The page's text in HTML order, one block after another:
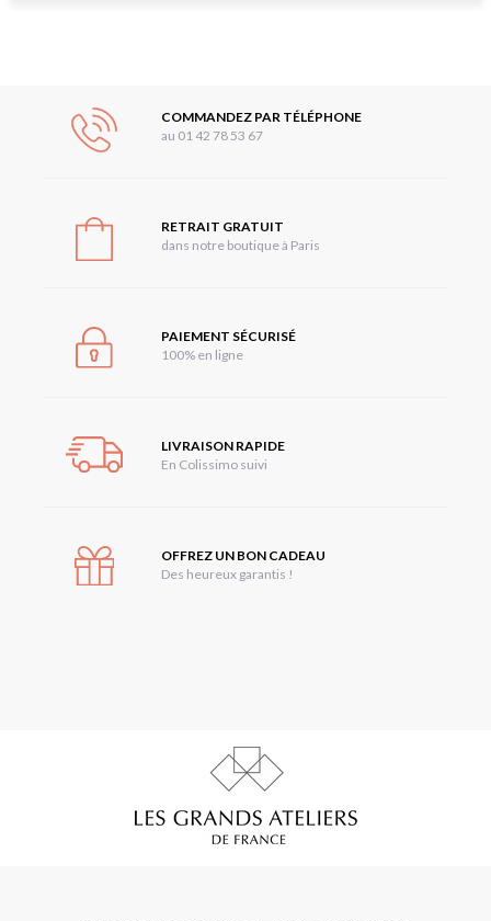
COMMANDEZ PAR TÉLÉPHONE
au 01 42 78 53 67
RETRAIT GRATUIT
dans notre boutique à Paris
PAIEMENT SÉCURISÉ
100% en ligne
LIVRAISON RAPIDE
En Colissimo suivi
OFFREZ UN BON CADEAU
Des heureux garantis !